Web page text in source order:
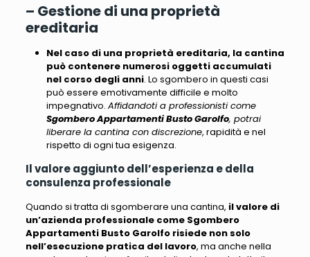
– Gestione di una proprietà
ereditaria
Nel caso di una proprietà ereditaria, la cantina
può contenere numerosi oggetti accumulati
nel corso degli anni. Lo sgombero in questi casi
può essere emotivamente difficile e molto
impegnativo. Affidandoti a professionisti come
Sgombero Appartamenti Busto Garolfo, potrai
liberare la cantina con discrezione, rapidità e nel
rispetto di ogni tua esigenza.
Il valore aggiunto dell’esperienza e della
consulenza professionale
Quando si tratta di sgomberare una cantina, il valore di
un’azienda professionale come Sgombero
Appartamenti Busto Garolfo risiede non solo
nell’esecuzione pratica del lavoro, ma anche nella